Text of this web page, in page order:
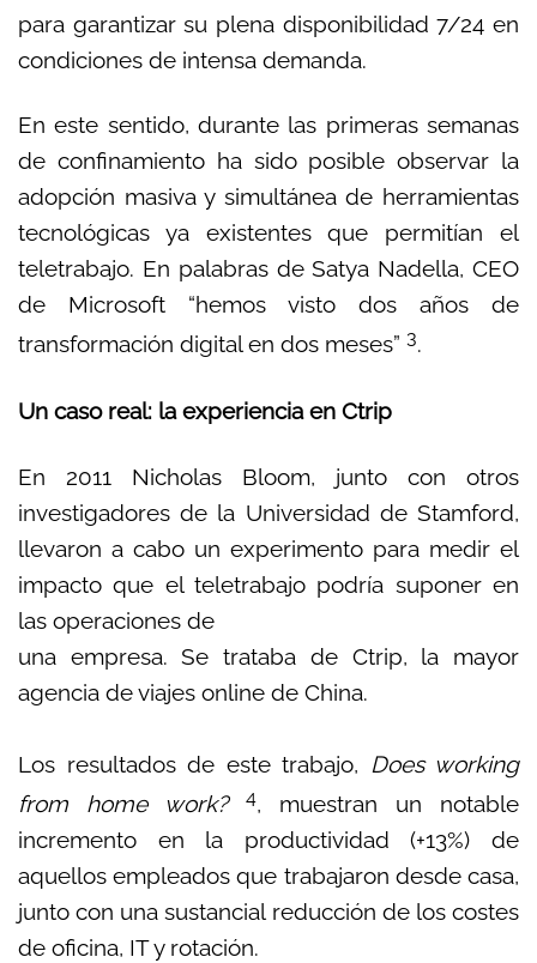
para garantizar su plena disponibilidad 7/24 en
condiciones de intensa demanda.
En este sentido, durante las primeras semanas
de confinamiento ha sido posible observar la
adopción masiva y simultánea de herramientas
tecnológicas ya existentes que permitían el
teletrabajo. En palabras de Satya Nadella, CEO
de Microsoft “hemos visto dos años de
transformación digital en dos meses” 3.
Un caso real: la experiencia en Ctrip
En 2011 Nicholas Bloom, junto con otros
investigadores de la Universidad de Stamford,
llevaron a cabo un experimento para medir el
impacto que el teletrabajo podría suponer en
las operaciones de
una empresa. Se trataba de Ctrip, la mayor
agencia de viajes online de China.
Los resultados de este trabajo, Does working
from home work?
4, muestran un notable
incremento en la productividad (+13%) de
aquellos empleados que trabajaron desde casa,
junto con una sustancial reducción de los costes
de oficina, IT y rotación.